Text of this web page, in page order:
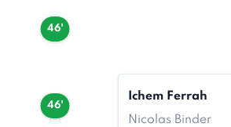
46'
46'
Ichem Ferrah
Nicolas Binder